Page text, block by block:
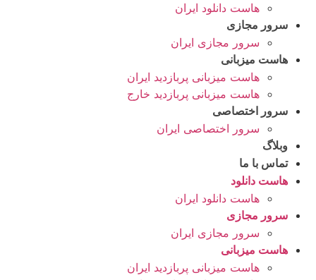
هاست دانلود ایران
سرور مجازی
سرور مجازی ایران
هاست میزبانی
هاست میزبانی پربازدید ایران
هاست میزبانی پربازدید خارج
سرور اختصاصی
سرور اختصاصی ایران
وبلاگ
تماس با ما
هاست دانلود
هاست دانلود ایران
سرور مجازی
سرور مجازی ایران
هاست میزبانی
هاست میزبانی پربازدید ایران